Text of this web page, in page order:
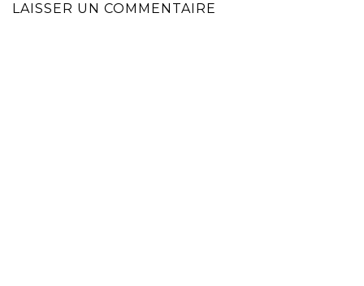
LAISSER UN COMMENTAIRE